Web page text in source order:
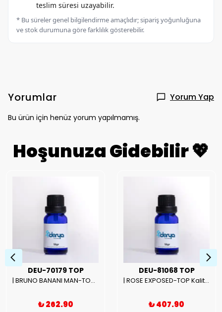
teslim süresi uzayabilir.
* Bu süreler genel bilgilendirme amaçlıdır; sipariş yoğunluğuna
ve stok durumuna göre farklılık gösterebilir.
Yorumlar Yorum Yap
Bu ürün için henüz yorum yapılmamış.
Hoşunuza Gidebilir 💖
DEU-70179 TOP
| BRUNO BANANI MAN-TOP Kalite Erkek Parfüm Esansı.|
₺ 262.90
DEU-81068 TOP
| ROSE EXPOSED-TOP Kalite Unısex Parfüm Esansı.|
₺ 407.90